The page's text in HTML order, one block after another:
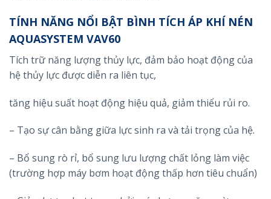
TÍNH NĂNG NỔI BẬT BÌNH TÍCH ÁP KHÍ NÉN
AQUASYSTEM VAV60
Tích trữ năng lượng thủy lực, đảm bảo hoạt động của
hệ thủy lực được diễn ra liên tục,
tăng hiệu suất hoạt động hiệu quả, giảm thiểu rủi ro.
– Tạo sự cân bằng giữa lực sinh ra và tải trọng của hệ.
– Bổ sung rò rỉ, bổ sung lưu lượng chất lỏng làm việc
(trường hợp máy bơm hoạt động thấp hơn tiêu chuẩn)